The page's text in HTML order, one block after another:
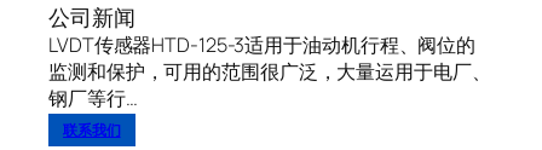
公司新闻
LVDT传感器HTD-125-3适用于油动机行程、阀位的
监测和保护，可用的范围很广泛，大量运用于电厂、
钢厂等行…
联系我们